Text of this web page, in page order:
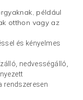
például
otthon vagy az
és kényelmes
nedvességálló,
rendszeresen